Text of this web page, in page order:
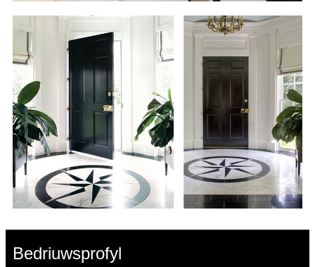
Bedriuwsprofyl